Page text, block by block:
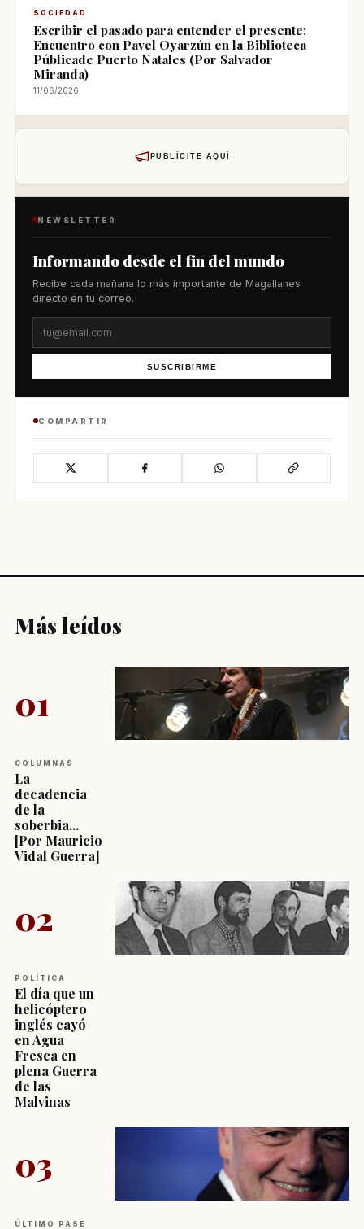
SOCIEDAD
Escribir el pasado para entender el presente:
Encuentro con Pavel Oyarzún en la Biblioteca
Públicade Puerto Natales (Por Salvador
Miranda)
11/06/2026
PUBLÍCITE AQUÍ
NEWSLETTER
Informando desde el fin del mundo
Recibe cada mañana lo más importante de Magallanes
directo en tu correo.
SUSCRIBIRME
COMPARTIR
Más leídos
01
COLUMNAS
La
decadencia
de la
soberbia...
[Por Mauricio
Vidal Guerra]
02
POLÍTICA
El día que un
helicóptero
inglés cayó
en Agua
Fresca en
plena Guerra
de las
Malvinas
03
ÚLTIMO PASE